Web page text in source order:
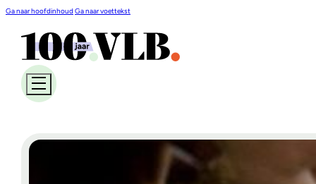
Ga naar hoofdinhoudGa naar voettekst